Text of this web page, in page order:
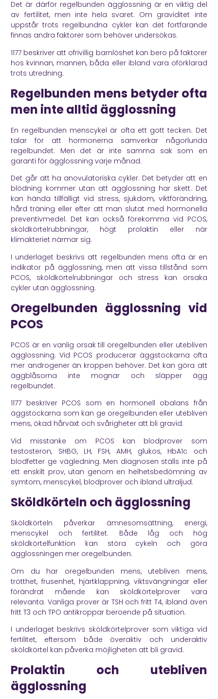
Det är därför regelbunden ägglossning är en viktig del
av fertilitet, men inte hela svaret. Om graviditet inte
uppstår trots regelbundna cykler kan det fortfarande
finnas andra faktorer som behöver undersökas.
1177 beskriver att ofrivillig barnlöshet kan bero på faktorer
hos kvinnan, mannen, båda eller ibland vara oförklarad
trots utredning.
Regelbunden mens betyder ofta
men inte alltid ägglossning
En regelbunden menscykel är ofta ett gott tecken. Det
talar för att hormonerna samverkar någorlunda
regelbundet. Men det är inte samma sak som en
garanti för ägglossning varje månad.
Det går att ha anovulatoriska cykler. Det betyder att en
blödning kommer utan att ägglossning har skett. Det
kan hända tillfälligt vid stress, sjukdom, viktförändring,
hård träning eller efter att man slutat med hormonella
preventivmedel. Det kan också förekomma vid PCOS,
sköldkörtelrubbningar, högt prolaktin eller när
klimakteriet närmar sig.
I underlaget beskrivs att regelbunden mens ofta är en
indikator på ägglossning, men att vissa tillstånd som
PCOS, sköldkörtelrubbningar och stress kan orsaka
cykler utan ägglossning.
Oregelbunden ägglossning vid
PCOS
PCOS är en vanlig orsak till oregelbunden eller utebliven
ägglossning. Vid PCOS producerar äggstockarna ofta
mer androgener än kroppen behöver. Det kan göra att
äggblåsorna inte mognar och släpper ägg
regelbundet.
1177 beskriver PCOS som en hormonell obalans från
äggstockarna som kan ge oregelbunden eller utebliven
mens, ökad hårväxt och svårigheter att bli gravid.
Vid misstanke om PCOS kan blodprover som
testosteron, SHBG, LH, FSH, AMH, glukos, HbA1c och
blodfetter ge vägledning. Men diagnosen ställs inte på
ett enskilt prov, utan genom en helhetsbedömning av
symtom, menscykel, blodprover och ibland ultraljud.
Sköldkörteln och ägglossning
Sköldkörteln påverkar ämnesomsättning, energi,
menscykel och fertilitet. Både låg och hög
sköldkörtelfunktion kan störa cykeln och göra
ägglossningen mer oregelbunden.
Om du har oregelbunden mens, utebliven mens,
trötthet, frusenhet, hjärtklappning, viktsvängningar eller
förändrat mående kan sköldkörtelprover vara
relevanta. Vanliga prover är TSH och fritt T4, ibland även
fritt T3 och TPO antikroppar beroende på situation.
I underlaget beskrivs sköldkörtelprover som viktiga vid
fertilitet, eftersom både överaktiv och underaktiv
sköldkörtel kan påverka möjligheten att bli gravid.
Prolaktin och utebliven
ägglossning